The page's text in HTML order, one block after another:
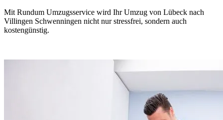
Mit Rundum Umzugsservice wird Ihr Umzug von Lübeck nach
Villingen Schwenningen⁠ nicht nur stressfrei, sondern auch
kostengünstig.